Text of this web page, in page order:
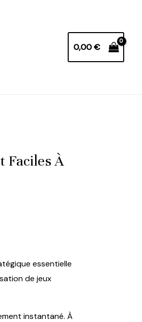
0,00€
Faciles À
essentielle
de jeux
instantané. À